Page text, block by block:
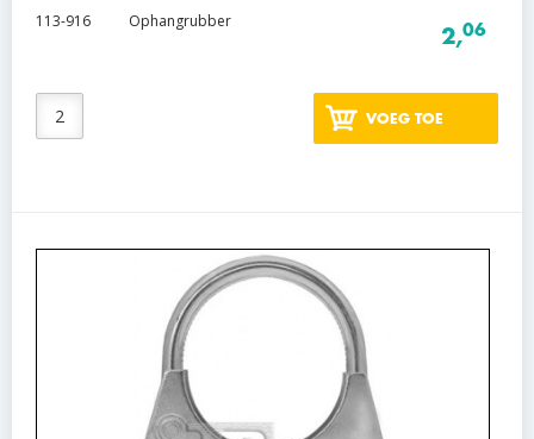
113-916 Ophangrubber
2,06
VOEG TOE